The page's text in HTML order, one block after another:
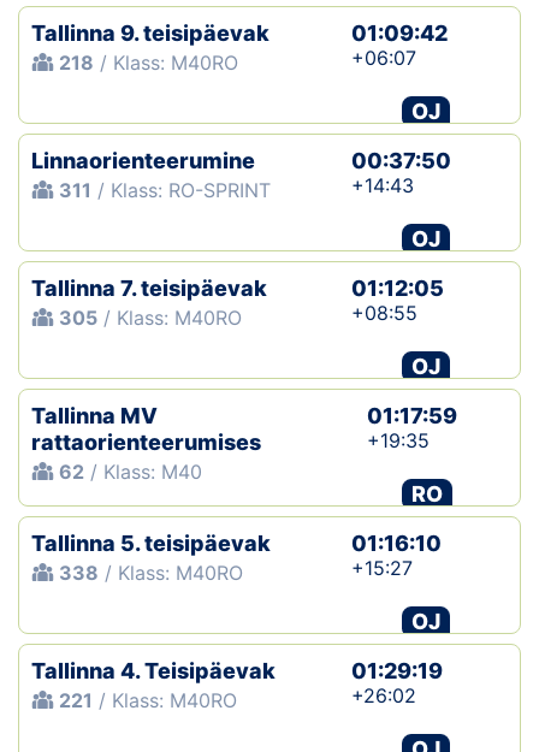
Tallinna 9. teisipäevak
218 / Klass: M40RO
01:09:42
+06:07
OJ
Linnaorienteerumine
311 / Klass: RO-SPRINT
00:37:50
+14:43
OJ
Tallinna 7. teisipäevak
305 / Klass: M40RO
01:12:05
+08:55
OJ
Tallinna MV
rattaorienteerumises
62 / Klass: M40
01:17:59
+19:35
RO
Tallinna 5. teisipäevak
338 / Klass: M40RO
01:16:10
+15:27
OJ
Tallinna 4. Teisipäevak
221 / Klass: M40RO
01:29:19
+26:02